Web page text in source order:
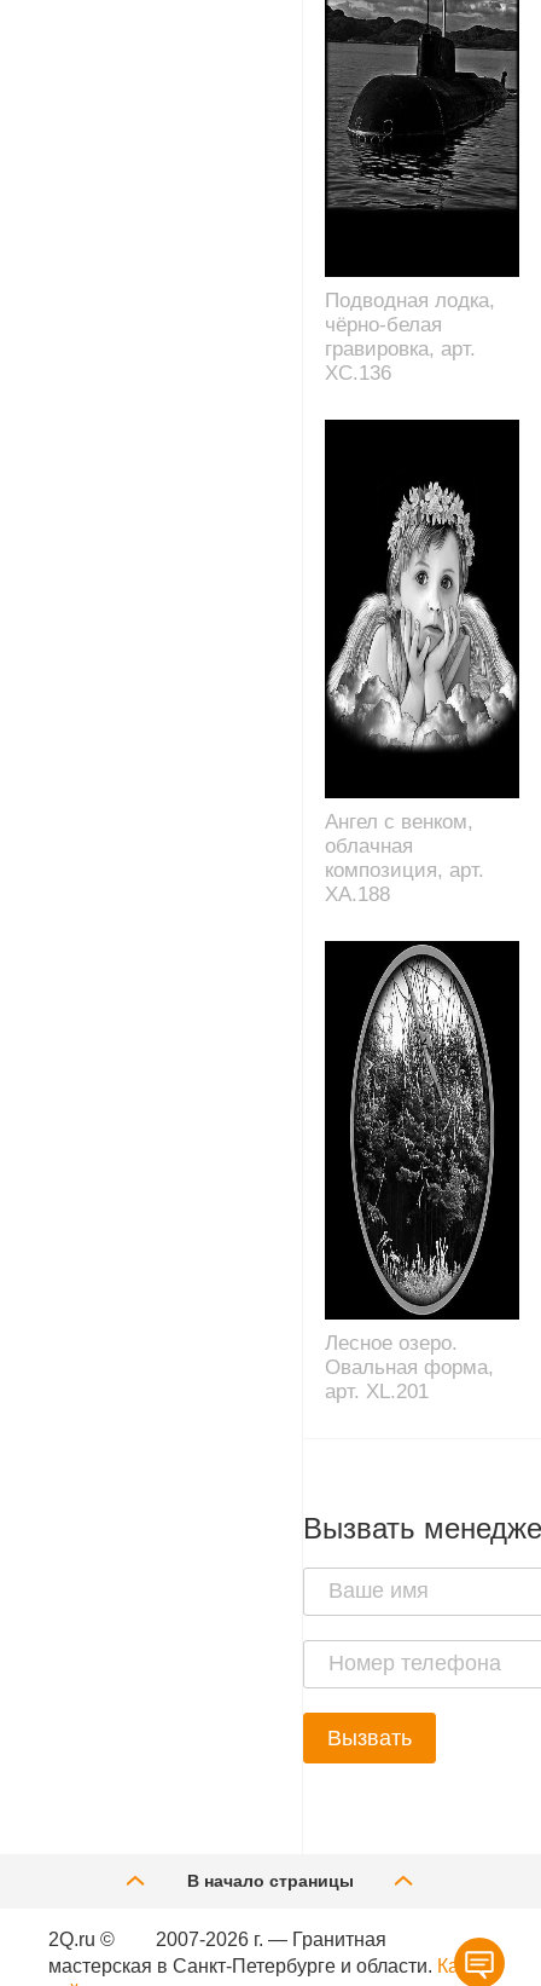
Подводная лодка,
чёрно-белая
гравировка, арт.
XC.136
Ангел с венком,
облачная
композиция, арт.
XA.188
Лесное озеро.
Овальная форма,
арт. XL.201
Вызвать
Вызвать
В начало страницы
2Q.ru ©
2007-2026 г. — Гранитная
мастерская в Санкт-Петербурге и области. Карта